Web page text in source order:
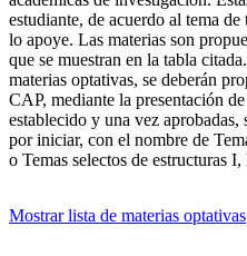
estudiante, de acuerdo al tema
lo apoye. Las materias son
que se muestran en la tabla
materias optativas, se deberán
CAP, mediante la presentación
establecido y una vez
por iniciar, con el nombre de
o Temas selectos de estructuras
Mostrar lista de materias optativas